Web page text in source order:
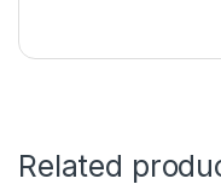
Related